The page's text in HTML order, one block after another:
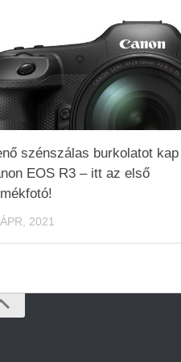
szénszálas burkolatot
EOS R3 – itt az első
2021